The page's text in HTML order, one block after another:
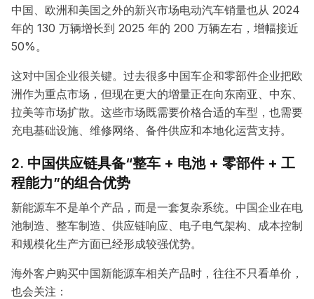
中国、欧洲和美国之外的新兴市场电动汽车销量也从 2024
年的 130 万辆增长到 2025 年的 200 万辆左右，增幅接近
50%。
这对中国企业很关键。过去很多中国车企和零部件企业把欧
洲作为重点市场，但现在更大的增量正在向东南亚、中东、
拉美等市场扩散。这些市场既需要价格合适的车型，也需要
充电基础设施、维修网络、备件供应和本地化运营支持。
2. 中国供应链具备“整车 + 电池 + 零部件 + 工
程能力”的组合优势
新能源车不是单个产品，而是一套复杂系统。中国企业在电
池制造、整车制造、供应链响应、电子电气架构、成本控制
和规模化生产方面已经形成较强优势。
海外客户购买中国新能源车相关产品时，往往不只看单价，
也会关注：